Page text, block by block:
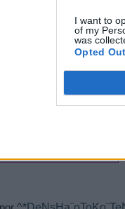
I want to
of my
was
Opted Out
esta canción?